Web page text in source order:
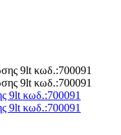
9lt κωδ.:700091
9lt κωδ.:700091